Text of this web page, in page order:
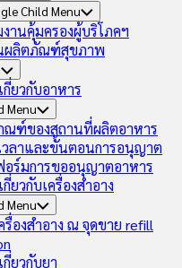
Child Menu
านคุ้มครองผู้บริโภคฯ
ผลิตภัณฑ์สุขภาพ
ยวกับอาหาร
Menu
ณฑ์ของสถานที่ผลิตอาหาร
วลาและขั้นตอนการอนุญาต
ร์มการขออนุญาตอาหาร
ยวกับเครื่องสำอาง
Menu
รื่องสำอาง ณ จุดขาย refill
ยวกับยา